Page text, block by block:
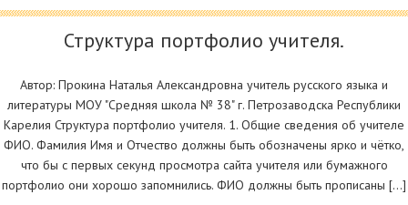
Структура портфолио учителя.
Автор: Прокина Наталья Александровна учитель русского языка и
литературы МОУ "Средняя школа № 38" г. Петрозаводска Республики
Карелия Структура портфолио учителя. 1. Общие сведения об учителе
ФИО. Фамилия Имя и Отчество должны быть обозначены ярко и чётко,
что бы с первых секунд просмотра сайта учителя или бумажного
портфолио они хорошо запомнились. ФИО должны быть прописаны […]